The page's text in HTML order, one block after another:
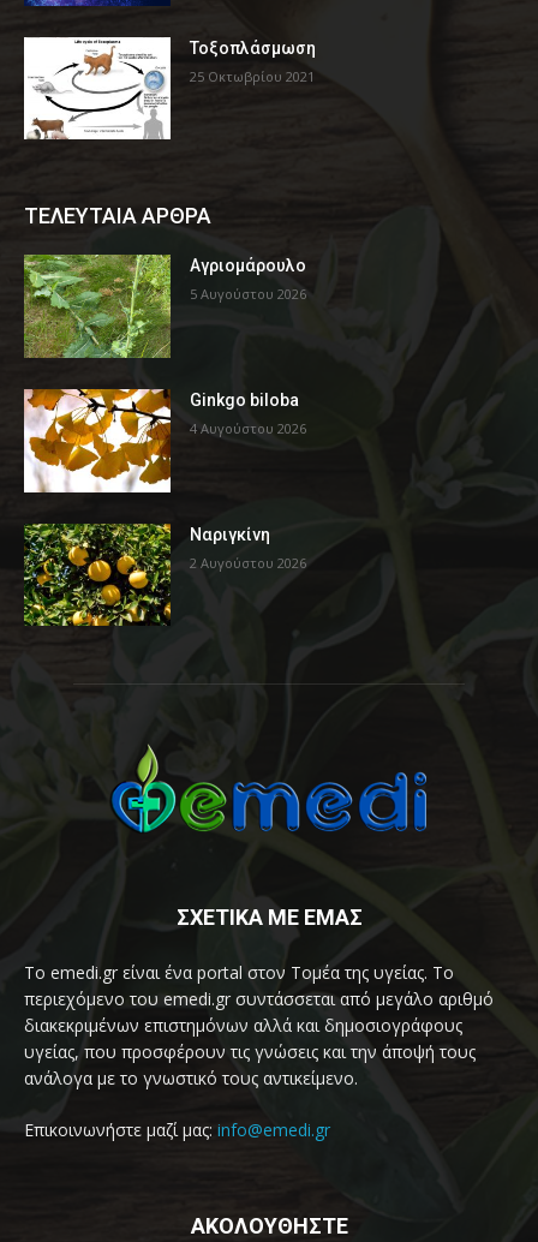
Τοξοπλάσμωση
25 Οκτωβρίου 2021
ΤΕΛΕΥΤΑΙΑ ΑΡΘΡΑ
Αγριομάρουλο
5 Αυγούστου 2026
Ginkgo biloba
4 Αυγούστου 2026
Ναριγκίνη
2 Αυγούστου 2026
ΣΧΕΤΙΚΑ ΜΕ ΕΜΑΣ
Το emedi.gr είναι ένα portal στον Τομέα της υγείας. Το
περιεχόμενο του emedi.gr συντάσσεται από μεγάλο αριθμό
διακεκριμένων επιστημόνων αλλά και δημοσιογράφους
υγείας, που προσφέρουν τις γνώσεις και την άποψή τους
ανάλογα με το γνωστικό τους αντικείμενο.
Επικοινωνήστε μαζί μας: info@emedi.gr
ΑΚΟΛΟΥΘΗΣΤΕ